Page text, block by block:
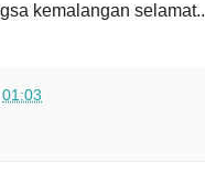
kemalangan selamat..
01:03